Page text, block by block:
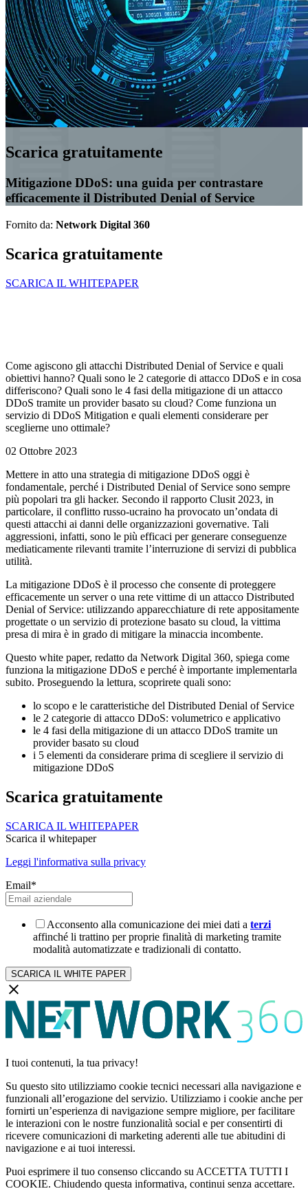
Scarica gratuitamente
Mitigazione DDoS: una guida per contrastare
efficacemente il Distributed Denial of Service
Fornito da: Network Digital 360
Scarica gratuitamente
SCARICA IL WHITEPAPER
Come agiscono gli attacchi Distributed Denial of Service e quali
obiettivi hanno? Quali sono le 2 categorie di attacco DDoS e in cosa
differiscono? Quali sono le 4 fasi della mitigazione di un attacco
DDoS tramite un provider basato su cloud? Come funziona un
servizio di DDoS Mitigation e quali elementi considerare per
sceglierne uno ottimale?
02 Ottobre 2023
Mettere in atto una strategia di mitigazione DDoS oggi è
fondamentale, perché i Distributed Denial of Service sono sempre
più popolari tra gli hacker. Secondo il rapporto Clusit 2023, in
particolare, il conflitto russo-ucraino ha provocato un’ondata di
questi attacchi ai danni delle organizzazioni governative. Tali
aggressioni, infatti, sono le più efficaci per generare conseguenze
mediaticamente rilevanti tramite l’interruzione di servizi di pubblica
utilità.
La mitigazione DDoS è il processo che consente di proteggere
efficacemente un server o una rete vittime di un attacco Distributed
Denial of Service: utilizzando apparecchiature di rete appositamente
progettate o un servizio di protezione basato su cloud, la vittima
presa di mira è in grado di mitigare la minaccia incombente.
Questo white paper, redatto da Network Digital 360, spiega come
funziona la mitigazione DDoS e perché è importante implementarla
subito. Proseguendo la lettura, scoprirete quali sono:
lo scopo e le caratteristiche del Distributed Denial of Service
le 2 categorie di attacco DDoS: volumetrico e applicativo
le 4 fasi della mitigazione di un attacco DDoS tramite un
provider basato su cloud
i 5 elementi da considerare prima di scegliere il servizio di
mitigazione DDoS
Scarica gratuitamente
SCARICA IL WHITEPAPER
Scarica il whitepaper
Leggi l'informativa sulla privacy
Email*
Acconsento alla comunicazione dei miei dati a terzi
affinché li trattino per proprie finalità di marketing tramite
modalità automatizzate e tradizionali di contatto.
I tuoi contenuti, la tua privacy!
Su questo sito utilizziamo cookie tecnici necessari alla navigazione e
funzionali all’erogazione del servizio. Utilizziamo i cookie anche per
fornirti un’esperienza di navigazione sempre migliore, per facilitare
le interazioni con le nostre funzionalità social e per consentirti di
ricevere comunicazioni di marketing aderenti alle tue abitudini di
navigazione e ai tuoi interessi.
Puoi esprimere il tuo consenso cliccando su ACCETTA TUTTI I
COOKIE. Chiudendo questa informativa, continui senza accettare.